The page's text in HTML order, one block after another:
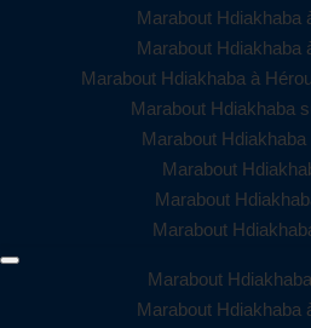
Marabout Hdiakhaba
Marabout Hdiakhaba
Marabout Hdiakhaba à
Marabout Hdiakhaba
Marabout
Marabout
Marabout
Marabout
Marabout
Marabout Hdiakhaba